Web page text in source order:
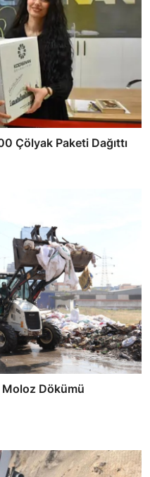
Çölyak Paketi Dağıttı
Moloz Dökümü